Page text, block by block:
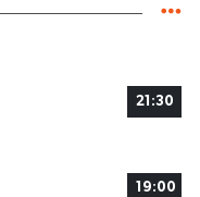
21:30
19:00